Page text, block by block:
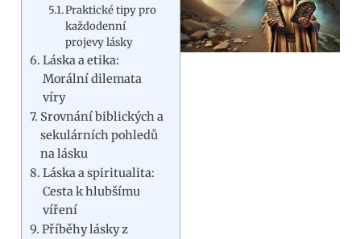
Praktické tipy pro
každodenní
projevy lásky
Láska a etika:
Morální dilemata
víry
Srovnání biblických a
sekulárních pohledů
na lásku
Láska a spiritualita:
Cesta k hlubšímu
víření
Příběhy lásky z